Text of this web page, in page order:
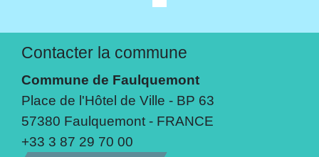
Contacter la commune
Commune de Faulquemont
Place de l'Hôtel de Ville - BP 63
57380 Faulquemont - FRANCE
+33 3 87 29 70 00